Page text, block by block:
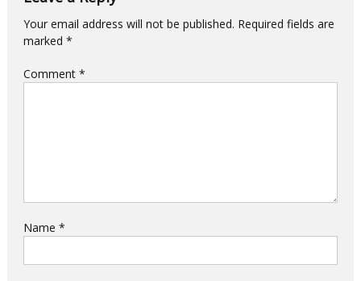
Your email address will not be published. Required fields are
marked *
Comment *
Name *